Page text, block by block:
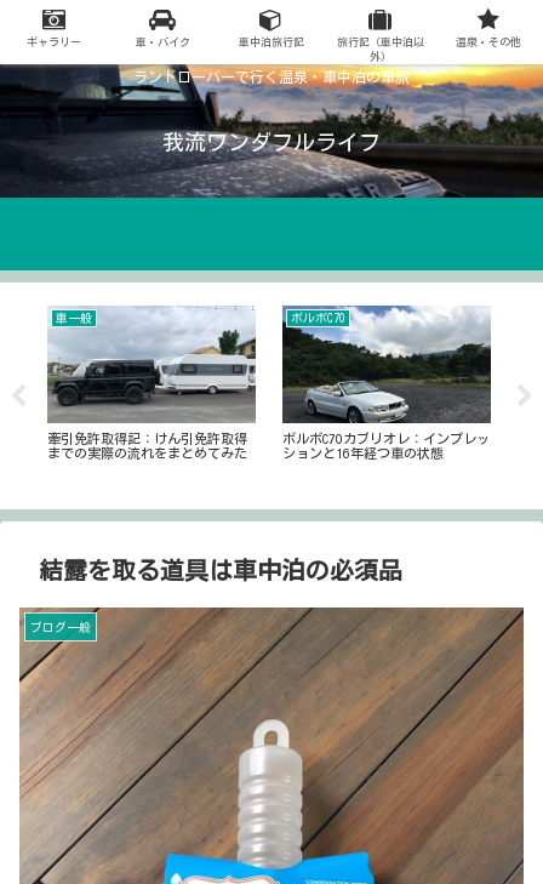
ランドローバーで行く温泉・車中泊の車旅
我流ワンダフルライフ
車一般
牽引免許取得記：けん引免許取得
までの実際の流れをまとめてみた
ボルボC70
ボルボC70カブリオレ：インプレッ
ションと16年経つ車の状態
結露を取る道具は車中泊の必須品
ブログ一般
ギャラリー 車・バイク 車中泊旅行記
旅行記（車中泊以
外）
温泉・その他